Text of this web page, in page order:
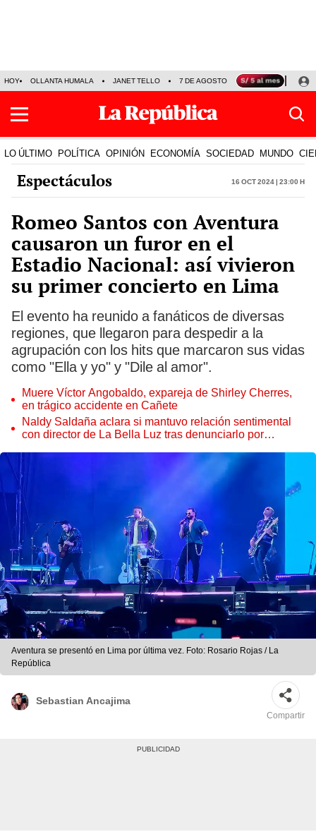
HOY OLLANTA HUMALA JANET TELLO 7 DE AGOSTO TINKA RESULTADOS
LO ÚLTIMO POLÍTICA OPINIÓN ECONOMÍA SOCIEDAD MUNDO
Espectáculos 16 Oct 2024 | 23:00 h
Romeo Santos con Aventura
causaron un furor en el
Estadio Nacional: así vivieron
su primer concierto en Lima
El evento ha reunido a fanáticos de diversas
regiones, que llegaron para despedir a la
agrupación con los hits que marcaron sus vidas
como "Ella y yo" y "Dile al amor".
Muere Víctor Angobaldo, expareja de Shirley Cherres,
en trágico accidente en Cañete
Naldy Saldaña aclara si mantuvo relación sentimental
con director de La Bella Luz tras denunciarlo por
Aventura se presentó en Lima por última vez. Foto: Rosario Rojas / La
República
Sebastian Ancajima
Compartir